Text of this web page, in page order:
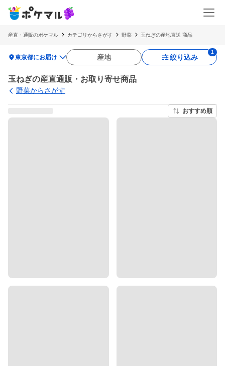
産直・通販のポケマル カテゴリからさがす 野菜 玉ねぎの産地直送 商品
location_on東京都にお届け 産地 絞り込み
玉ねぎの産直通販・お取り寄せ商品
野菜からさがす
おすすめ順